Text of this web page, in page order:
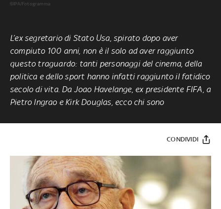
©IPA/Fotogramma
L’ex segretario di Stato Usa, spirato dopo aver
compiuto 100 anni, non è il solo ad aver raggiunto
questo traguardo: tanti personaggi del cinema, della
politica e dello sport hanno infatti raggiunto il fatidico
secolo di vita. Da Joao Havelange, ex presidente FIFA, a
Pietro Ingrao e Kirk Douglas, ecco chi sono
CONDIVIDI